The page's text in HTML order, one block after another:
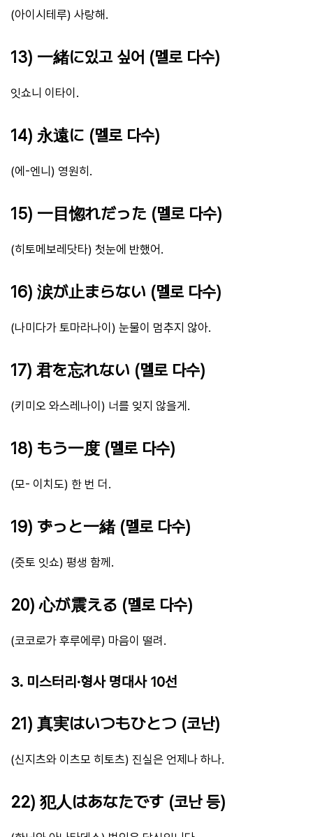
(아이시테루) 사랑해.
13) 一緒に있고 싶어 (멜로 다수)
잇쇼니 이타이.
14) 永遠に (멜로 다수)
(에-엔니) 영원히.
15) 一目惚れだった (멜로 다수)
(히토메보레닷타) 첫눈에 반했어.
16) 涙が止まらない (멜로 다수)
(나미다가 토마라나이) 눈물이 멈추지 않아.
17) 君を忘れない (멜로 다수)
(키미오 와스레나이) 너를 잊지 않을게.
18) もう一度 (멜로 다수)
(모- 이치도) 한 번 더.
19) ずっと一緒 (멜로 다수)
(즛토 잇쇼) 평생 함께.
20) 心が震える (멜로 다수)
(코코로가 후루에루) 마음이 떨려.
3. 미스터리·형사 명대사 10선
21) 真実はいつもひとつ (코난)
(신지츠와 이츠모 히토츠) 진실은 언제나 하나.
22) 犯人はあなたです (코난 등)